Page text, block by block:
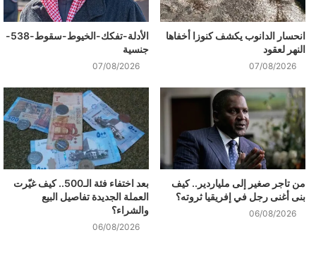
انحسار الدانوب يكشف كنوزا أخفاها
النهر لعقود
07/08/2026
الأدلة-تفكك-الخيوط-سقوط-538-
جنسية
07/08/2026
من تاجر صغير إلى ملياردير.. كيف
بنى أغنى رجل في إفريقيا ثروته؟
06/08/2026
بعد اختفاء فئة الـ500.. كيف غيّرت
العملة الجديدة تفاصيل البيع
والشراء؟
06/08/2026